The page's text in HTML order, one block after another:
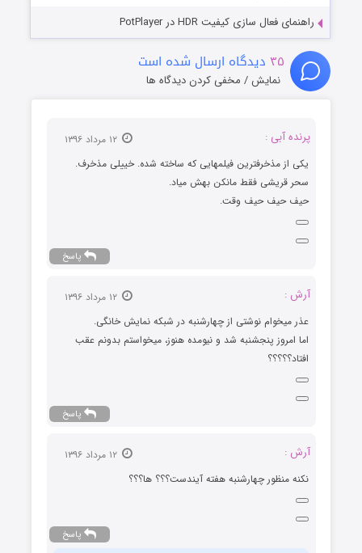
راهنمای فعال سازی کیفیت HDR در PotPlayer
۳۵ دیدگاه ارسال شده است
نمایش / مخفی کردن دیدگاه ها
پرنده آبی :
۱۲ مرداد ۱۳۹۶
یکی از مذخرفترین فیلمهایی که ساخته شده. خییلی مذخرف.
سحر قریشی فقط مانکن بهش میاد.
حیف حیف حیف وقت.
پاسخ
آرش :
۱۲ مرداد ۱۳۹۶
عذر میخوام نوشتی از چهارشنبه در شبکه نمایش خانگی.
اما امروز پنجشنبه شد و نیومده هنوز، میخواستم بدونم عقب
افتاد؟؟؟؟؟
پاسخ
آرش :
۱۲ مرداد ۱۳۹۶
نکنه منظور چهارشنبه هفته آیندست؟؟؟ ها؟؟؟
پاسخ